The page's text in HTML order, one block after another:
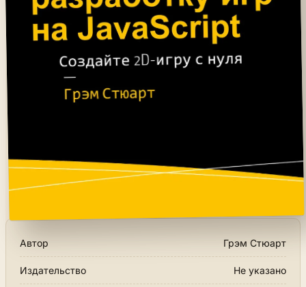
Автор Грэм Стюарт
Издательство Не указано